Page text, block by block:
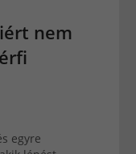
nem
egyre